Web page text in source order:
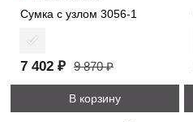
Сумка с узлом 3056-1
7 402 ₽ 9 870 ₽
В корзину